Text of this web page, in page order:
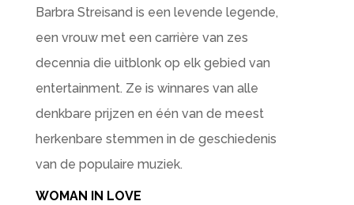
Barbra Streisand is een levende legende,
een vrouw met een carrière van zes
decennia die uitblonk op elk gebied van
entertainment. Ze is winnares van alle
denkbare prijzen en één van de meest
herkenbare stemmen in de geschiedenis
van de populaire muziek.
WOMAN IN LOVE